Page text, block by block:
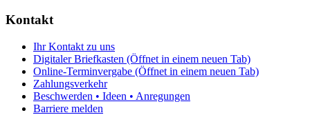
Kontakt
Ihr Kontakt zu uns
Digitaler Briefkasten (Öffnet in einem neuen Tab)
Online-Terminvergabe (Öffnet in einem neuen Tab)
Zahlungsverkehr
Beschwerden • Ideen • Anregungen
Barriere melden